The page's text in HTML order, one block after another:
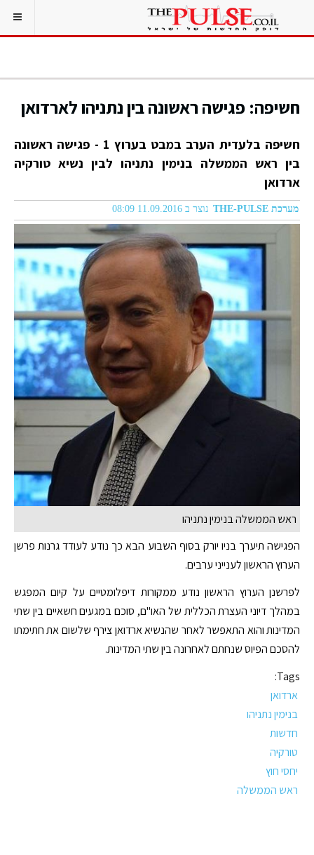
חשיפה: פגישה ראשונה בין נתניהו לארדואן
חשיפה בלעדית הערב במבט בערוץ 1 - פגישה ראשונה
בין ראש הממשלה בנימין נתניהו לבין נשיא טורקיה
ארדואן
מערכת THE-PULSE נוצר ב 11.09.2016 08:09
ראש הממשלה בנימין נתניהו
הפגישה תיערך בניו יורק בסוף השבוע הבא כך נודע לעודד גרנות פרשן
הערוץ הראשון לענייני ערבים.
לפרשנן הערוץ הראשון נודע ממקורות דיפלומטיים על קיום המפגש
במהלך דיוני העצרת הכללית של האו"ם, סוכם במגעים חשאיים בין שתי
המדינות והוא התאפשר לאחר שהנשיא ארדואן צירף שלשום את חתימתו
להסכם הפיוס שנחתם לאחרונה בין שתי המדינות.
Tags:
ארדואן
בנימין נתניהו
חדשות
טורקיה
יחסי חוץ
ראש הממשלה